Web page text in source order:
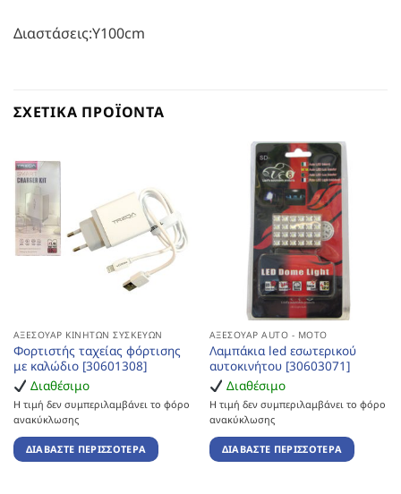
Διαστάσεις:Υ100cm
ΣΧΕΤΙΚΆ ΠΡΟΪΌΝΤΑ
ΑΞΕΣΟΥΆΡ ΚΙΝΗΤΏΝ ΣΥΣΚΕΥΏΝ
Φορτιστής ταχείας φόρτισης
με καλώδιο [30601308]
Διαθέσιμο
Η τιμή δεν συμπεριλαμβάνει το φόρο
ανακύκλωσης
ΔΙΑΒΆΣΤΕ ΠΕΡΙΣΣΌΤΕΡΑ
ΑΞΕΣΟΥΆΡ AUTO - MOTO
Λαμπάκια led εσωτερικού
αυτοκινήτου [30603071]
Διαθέσιμο
Η τιμή δεν συμπεριλαμβάνει το φόρο
ανακύκλωσης
ΔΙΑΒΆΣΤΕ ΠΕΡΙΣΣΌΤΕΡΑ